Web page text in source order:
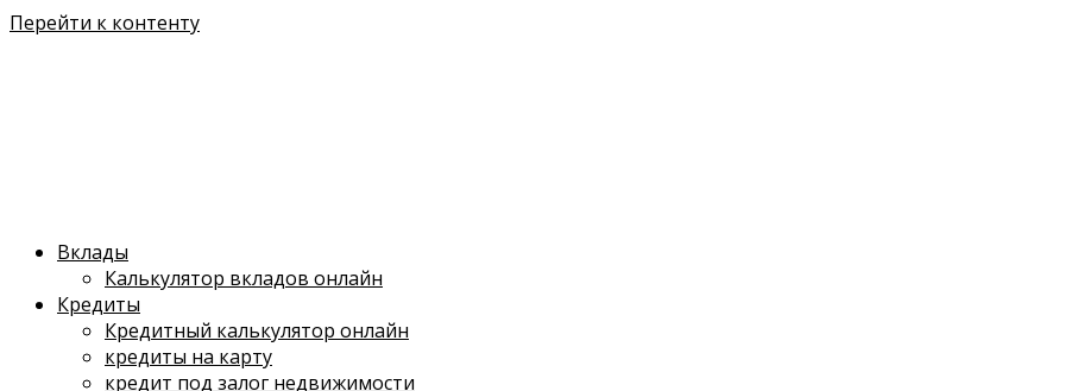
Перейти к контенту
Вклады
Калькулятор вкладов онлайн
Кредиты
Кредитный калькулятор онлайн
кредиты на карту
кредит под залог недвижимости